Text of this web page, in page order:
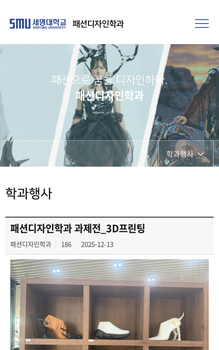
패션디자인학과
패션으로 꿈을 디자인하다.
패션디자인학과
학과행사
동아리
학과행사
패션디자인학과 과제전_3D프린팅
패션디자인학과 186 2025-12-13